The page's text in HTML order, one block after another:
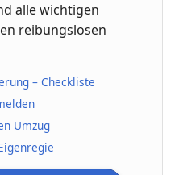
alle wichtigen
reibungslosen
– Checkliste
Umzug